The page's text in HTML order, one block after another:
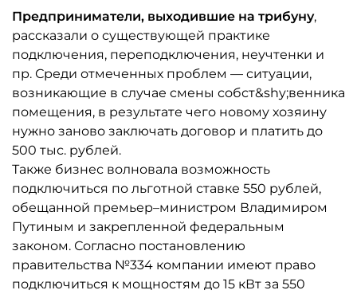
Предприниматели, выходившие на трибуну,
рассказали о существующей практике
подключения, переподключения, неучтенки и
пр. Среди отмеченных проблем — ситуации,
возникающие в случае смены собст&shy;венника
помещения, в результате чего новому хозяину
нужно заново заключать договор и платить до
500 тыс. рублей.
Также бизнес волновала возможность
подключиться по льготной ставке 550 рублей,
обещанной премьер–министром Владимиром
Путиным и закрепленной федеральным
законом. Согласно постановлению
правительства №334 компании имеют право
подключиться к мощностям до 15 кВт за 550